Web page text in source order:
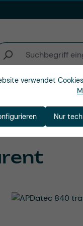
verwendet
Nur